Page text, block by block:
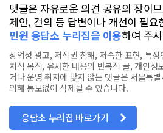
댓글은 자유로운 의견 공유의 장이
제안, 건의 등 답변이나 개선이 필요
민원 응답소 누리집을 이용하여 주
상업성 광고, 저작권 침해, 저속한 표현, 특
치적 목적, 유사한 내용의 반복적 글, 개인정
거나 운영 취지에 맞지 않는 댓글은 서울특
의해 통보없이 삭제될 수 있습니다.
응답소 누리집 바로가기